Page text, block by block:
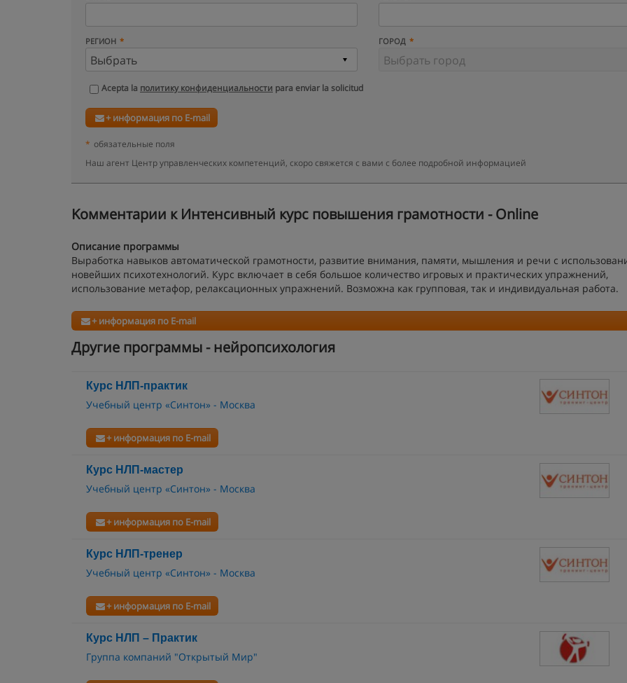
РЕГИОН ГОРОД
Acepta la политику конфиденциальности para enviar la solicitud
+ информация по E-mail
* обязательные поля
Наш агент Центр управленческих компетенций, скоро свяжется с вами с более подробной информацией
Kомментарии к Интенсивный курс повышения грамотности - Online
Описание программы
Выработка навыков автоматической грамотности, развитие внимания, памяти, мышления и речи с
новейших психотехнологий. Курс включает в себя большое количество игровых и практических упражнений,
использование метафор, релаксационных упражнений. Возможна как групповая, так и индивидуальная работа.
+ информация по E-mail
Другие программы - нейропсихология
Курс HЛП-пpaктик
Учебный центр «Синтон» - Москва
+ информация по E-mail
Курс HЛП-мастер
Учебный центр «Синтон» - Москва
+ информация по E-mail
Курс HЛП-тренер
Учебный центр «Синтон» - Москва
+ информация по E-mail
Курс НЛП – Практик
Группа компаний "Открытый Мир"